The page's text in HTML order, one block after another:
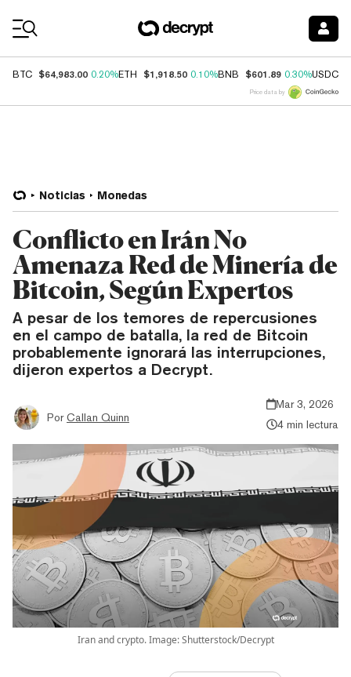
BTC $64,983.00 0.20%ETH $1,918.50 0.10%BNB $601.89 0.30%USDC
Price data by
Noticias Monedas
Conflicto en Irán No
Amenaza Red de Minería de
Bitcoin, Según Expertos
A pesar de los temores de repercusiones
en el campo de batalla, la red de Bitcoin
probablemente ignorará las interrupciones,
dijeron expertos a Decrypt.
Por Callan Quinn
Mar 3, 2026
4 min lectura
Iran and crypto. Image: Shutterstock/Decrypt